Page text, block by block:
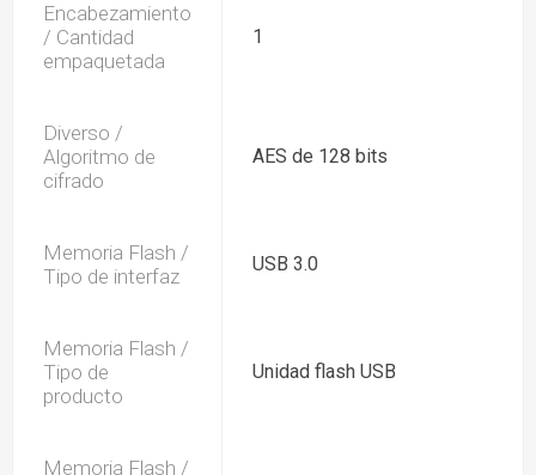
Encabezamiento
/ Cantidad
empaquetada
1
Diverso /
Algoritmo de
cifrado
AES de 128 bits
Memoria Flash /
Tipo de interfaz
USB 3.0
Memoria Flash /
Tipo de
producto
Unidad flash USB
Memoria Flash /